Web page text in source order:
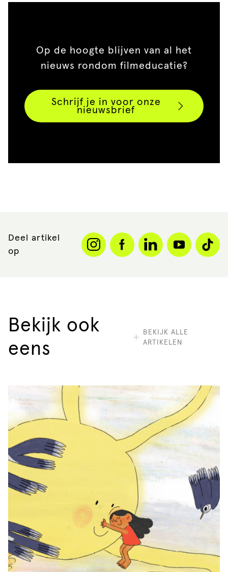
Op de hoogte blijven van al het
nieuws rondom filmeducatie?
Schrijf je in voor onze
nieuwsbrief
Deel artikel
op
Bekijk ook
eens
BEKIJK ALLE
ARTIKELEN